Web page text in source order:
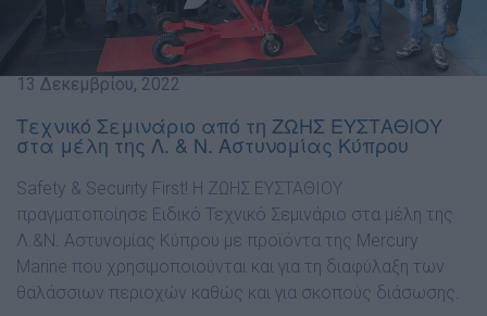
13 Δεκεμβρίου, 2022
Τεχνικό Σεμινάριο από τη ΖΩΗΣ ΕΥΣΤΑΘΙΟΥ
στα μέλη της Λ. & Ν. Αστυνομίας Κύπρου
Safety & Security First! Η ΖΩΗΣ ΕΥΣΤΑΘΙΟΥ
πραγματοποίησε Ειδικό Τεχνικό Σεμινάριο στα μέλη της
Λ.&Ν. Αστυνομίας Κύπρου με προϊόντα της Mercury
Marine που χρησιμοποιούνται και για τη διαφύλαξη των
θαλάσσιων περιοχών καθώς και για σκοπούς διάσωσης.